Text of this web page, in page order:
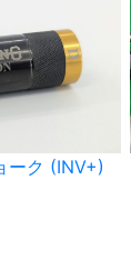
ーク (INV+)